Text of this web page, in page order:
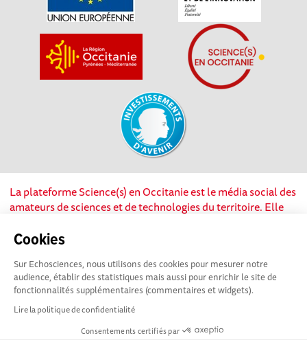
Cookies
Sur Echosciences, nous utilisons des cookies pour mesurer notre
audience, établir des statistiques mais aussi pour enrichir le site de
fonctionnalités supplémentaires (commentaires et widgets).
Lire la politique de confidentialité
Consentements certifiés par
La plateforme Science(s) en Occitanie est le média social des
amateurs de sciences et de technologies du territoire. Elle
soutien de nombreux acteurs locaux. Ce projet est cofinancé
l’Union européenne via les fonds européen de
développement régional. Science(s) en Occitanie est une
plateforme Echosciences by Amcsti.
Mentions légales|Politique de confidentialité